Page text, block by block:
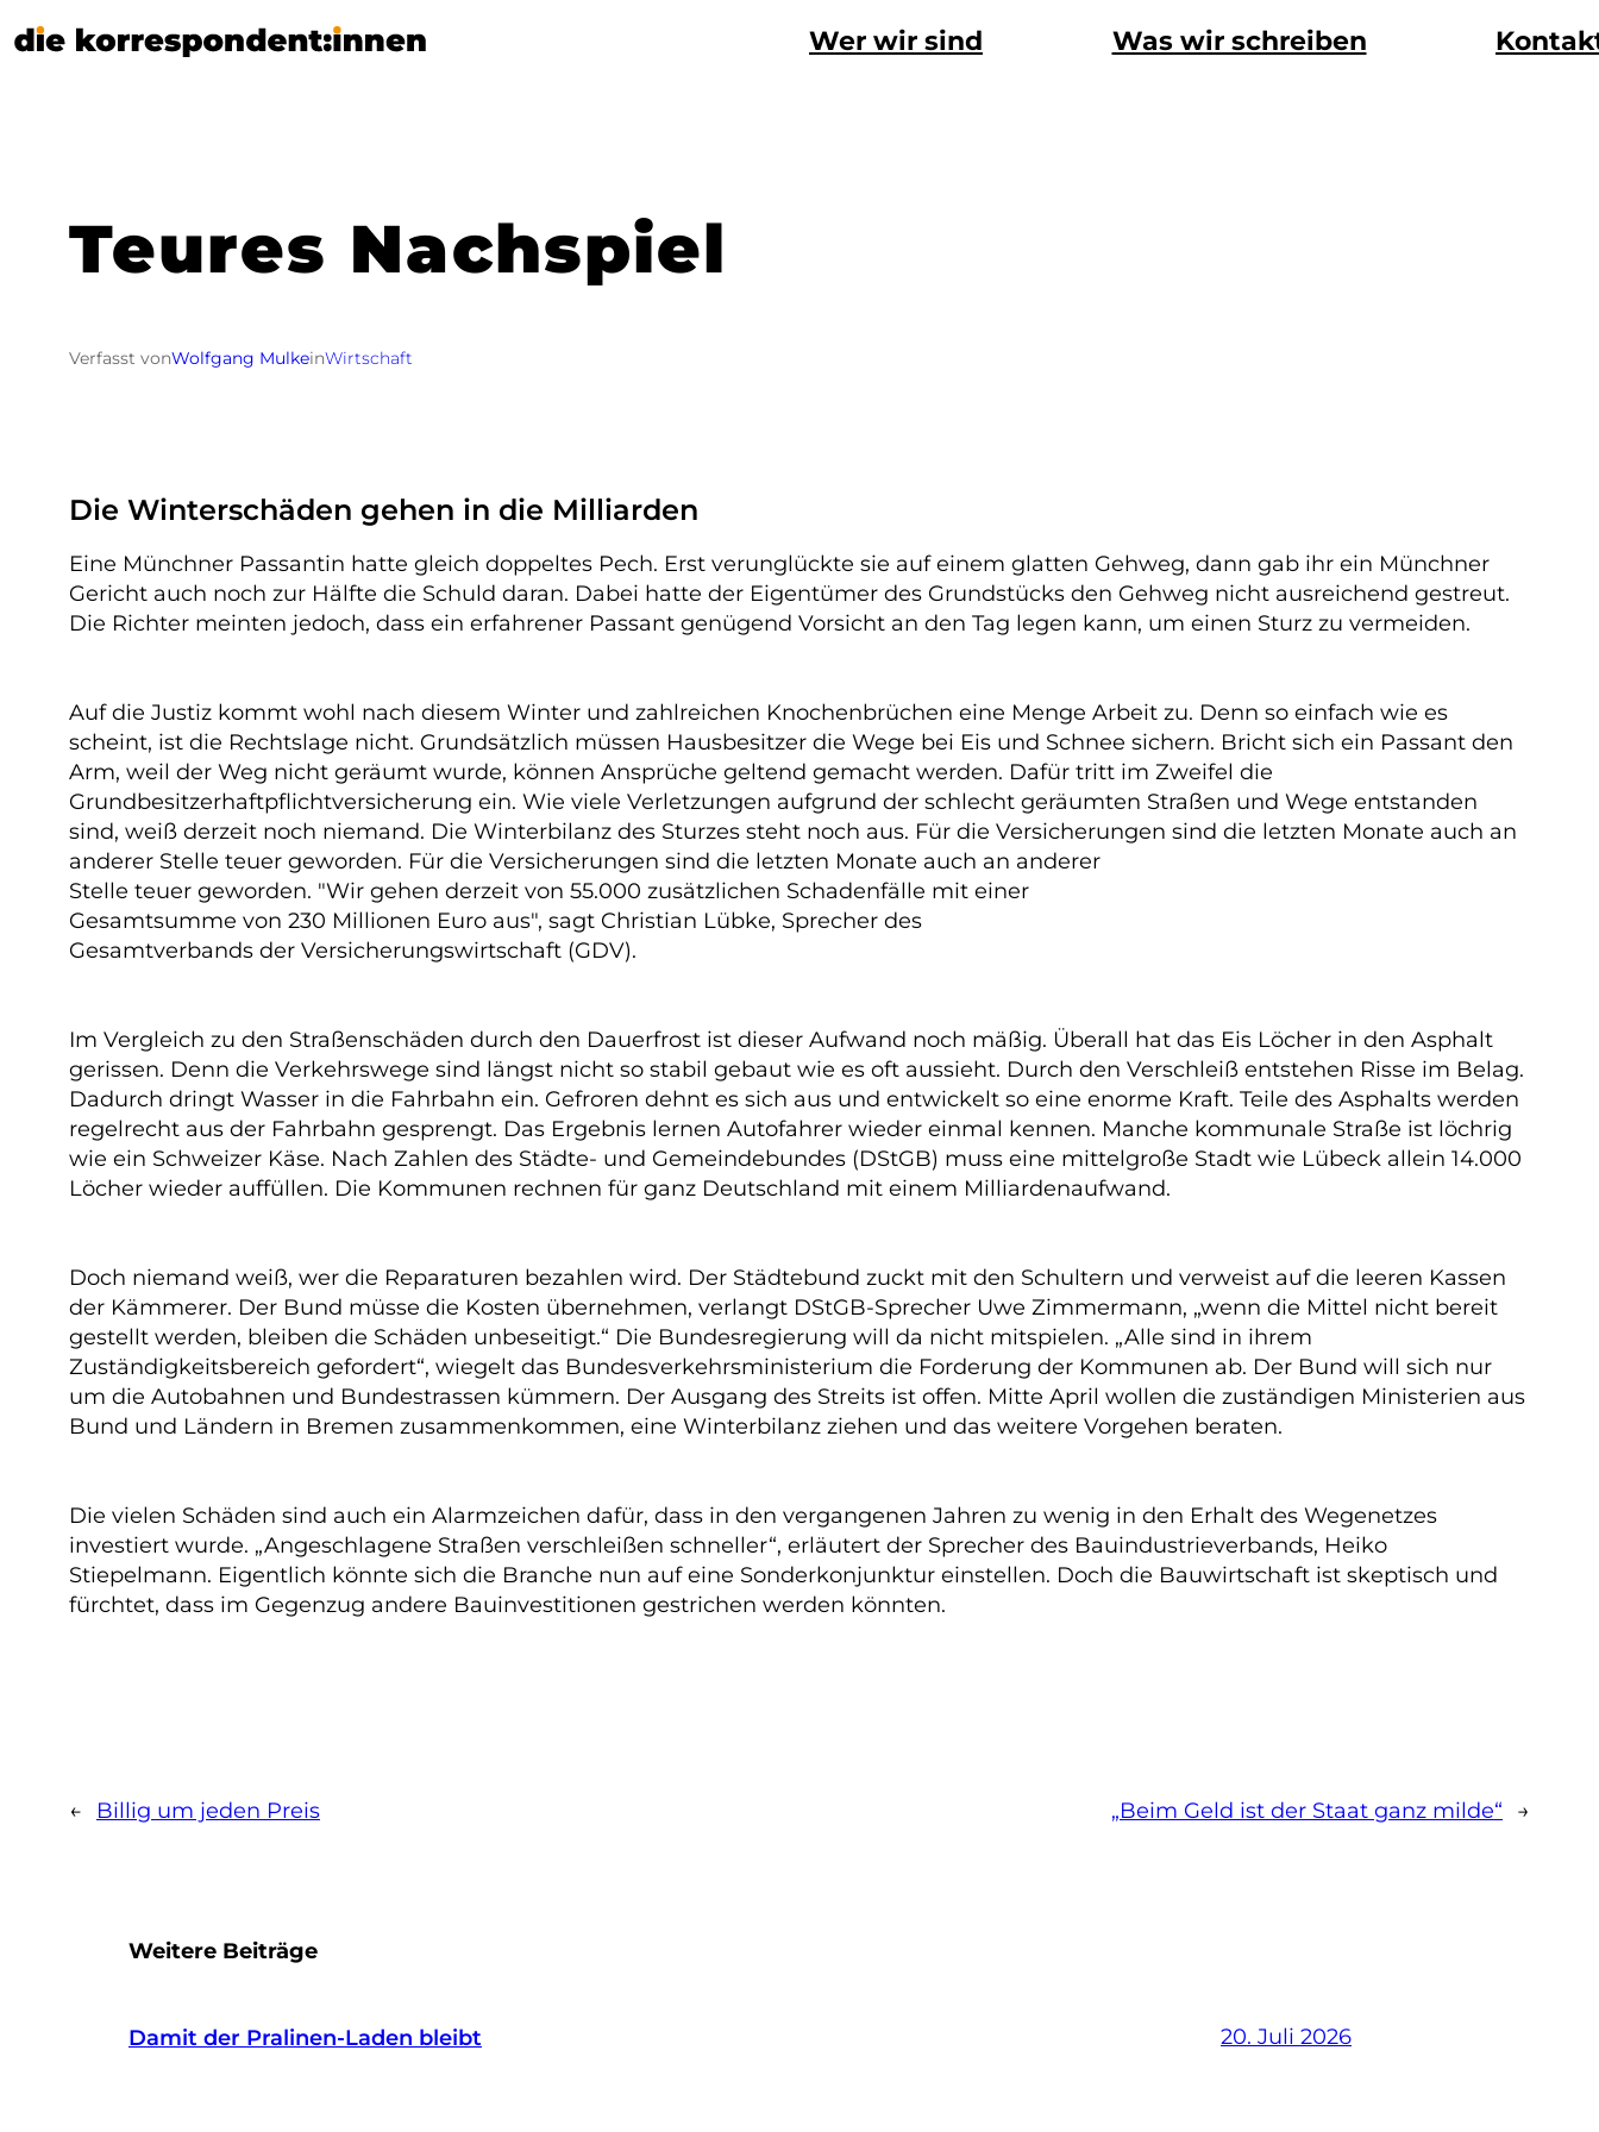
Wer wir sind Was wir schreiben
Teures Nachspiel
Verfasst vonWolfgang MulkeinWirtschaft
Die Winterschäden gehen in die Milliarden
Eine Münchner Passantin hatte gleich doppeltes Pech. Erst verunglückte sie auf einem glatten Gehweg, dann gab ihr ein Münchner
Gericht auch noch zur Hälfte die Schuld daran. Dabei hatte der Eigentümer des Grundstücks den Gehweg nicht ausreichend gestreut.
Die Richter meinten jedoch, dass ein erfahrener Passant genügend Vorsicht an den Tag legen kann, um einen Sturz zu vermeiden.
Auf die Justiz kommt wohl nach diesem Winter und zahlreichen Knochenbrüchen eine Menge Arbeit zu. Denn so einfach wie es
scheint, ist die Rechtslage nicht. Grundsätzlich müssen Hausbesitzer die Wege bei Eis und Schnee sichern. Bricht sich ein Passant den
Arm, weil der Weg nicht geräumt wurde, können Ansprüche geltend gemacht werden. Dafür tritt im Zweifel die
Grundbesitzerhaftpflichtversicherung ein. Wie viele Verletzungen aufgrund der schlecht geräumten Straßen und Wege entstanden
sind, weiß derzeit noch niemand. Die Winterbilanz des Sturzes steht noch aus. Für die Versicherungen sind die letzten Monate auch an
anderer Stelle teuer geworden. Für die Versicherungen sind die letzten Monate auch an anderer
Stelle teuer geworden. "Wir gehen derzeit von 55.000 zusätzlichen Schadenfälle mit einer
Gesamtsumme von 230 Millionen Euro aus", sagt Christian Lübke, Sprecher des
Gesamtverbands der Versicherungswirtschaft (GDV).
Im Vergleich zu den Straßenschäden durch den Dauerfrost ist dieser Aufwand noch mäßig. Überall hat das Eis Löcher in den Asphalt
gerissen. Denn die Verkehrswege sind längst nicht so stabil gebaut wie es oft aussieht. Durch den Verschleiß entstehen Risse im Belag.
Dadurch dringt Wasser in die Fahrbahn ein. Gefroren dehnt es sich aus und entwickelt so eine enorme Kraft. Teile des Asphalts werden
regelrecht aus der Fahrbahn gesprengt. Das Ergebnis lernen Autofahrer wieder einmal kennen. Manche kommunale Straße ist löchrig
wie ein Schweizer Käse. Nach Zahlen des Städte- und Gemeindebundes (DStGB) muss eine mittelgroße Stadt wie Lübeck allein 14.000
Löcher wieder auffüllen. Die Kommunen rechnen für ganz Deutschland mit einem Milliardenaufwand.
Doch niemand weiß, wer die Reparaturen bezahlen wird. Der Städtebund zuckt mit den Schultern und verweist auf die leeren Kassen
der Kämmerer. Der Bund müsse die Kosten übernehmen, verlangt DStGB-Sprecher Uwe Zimmermann, „wenn die Mittel nicht bereit
gestellt werden, bleiben die Schäden unbeseitigt.“ Die Bundesregierung will da nicht mitspielen. „Alle sind in ihrem
Zuständigkeitsbereich gefordert“, wiegelt das Bundesverkehrsministerium die Forderung der Kommunen ab. Der Bund will sich nur
um die Autobahnen und Bundestrassen kümmern. Der Ausgang des Streits ist offen. Mitte April wollen die zuständigen Ministerien aus
Bund und Ländern in Bremen zusammenkommen, eine Winterbilanz ziehen und das weitere Vorgehen beraten.
Die vielen Schäden sind auch ein Alarmzeichen dafür, dass in den vergangenen Jahren zu wenig in den Erhalt des Wegenetzes
investiert wurde. „Angeschlagene Straßen verschleißen schneller“, erläutert der Sprecher des Bauindustrieverbands, Heiko
Stiepelmann. Eigentlich könnte sich die Branche nun auf eine Sonderkonjunktur einstellen. Doch die Bauwirtschaft ist skeptisch und
fürchtet, dass im Gegenzug andere Bauinvestitionen gestrichen werden könnten.
← Billig um jeden Preis „Beim Geld ist der Staat ganz milde“ →
Weitere Beiträge
Damit der Pralinen-Laden bleibt 20. Juli 2026